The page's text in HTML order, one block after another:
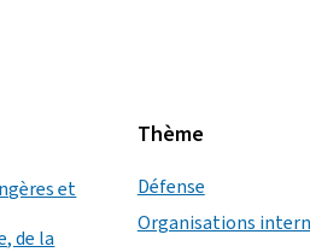
et
de la
Thème
Défense
Organisations